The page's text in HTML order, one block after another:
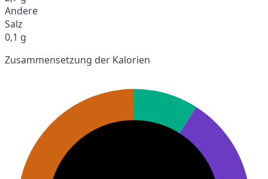
Andere
Salz
0,1 g
Zusammensetzung der Kalorien